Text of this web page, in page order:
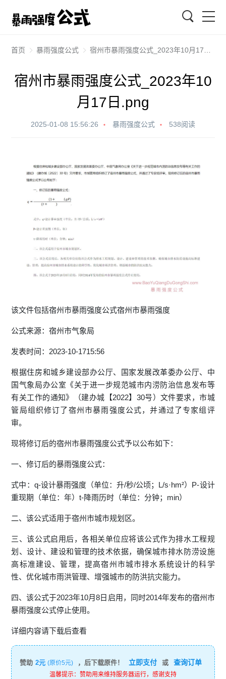
首页 暴雨强度公式 宿州市暴雨强度公式_2023年10月17日.png
宿州市暴雨强度公式_2023年10
月17日.png
2025-01-08 15:56:26 暴雨强度公式 538阅读
该文件包括宿州市暴雨强度公式宿州市暴雨强度
公式来源：宿州市气象局
发表时间：2023-10-1715:56
根据住房和城乡建设部办公厅、国家发展改革委办公厅、中
国气象局办公室《关于进一步规范城市内涝防治信息发布等
有关工作的通知》（建办城【2022】30号）文件要求，市城
管局组织修订了宿州市暴雨强度公式，并通过了专家组评
审。
现将修订后的宿州市暴雨强度公式予以公布如下：
一、修订后的暴雨强度公式：
式中：q-设计暴雨强度（单位：升/秒/公顷；L/s·hm²）P-设计
重现期（单位：年）t-降雨历时（单位：分钟；min）
二、该公式适用于宿州市城市规划区。
三、该公式启用后，各相关单位应将该公式作为排水工程规
划、设计、建设和管理的技术依据，确保城市排水防涝设施
高标准建设、管理，提高宿州市城市排水系统设计的科学
性、优化城市雨洪管理、增强城市的防洪抗灾能力。
四、该公式于2023年10月8日启用，同时2014年发布的宿州市
暴雨强度公式停止使用。
详细内容请下载后查看
赞助 2元 (原价5元) ，后下载原件！ 立即支付 或 查询订单
温馨提示：赞助用来维持服务器运行，感谢支持